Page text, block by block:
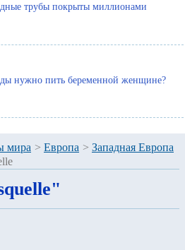
трубы покрыты миллионами
нужно пить беременной женщине?
мира > Европа > Западная Европа